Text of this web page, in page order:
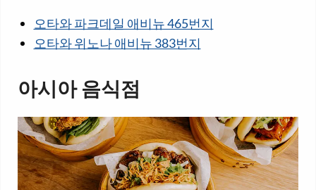
오타와 파크데일 애비뉴 465번지
오타와 위노나 애비뉴 383번지
아시아 음식점